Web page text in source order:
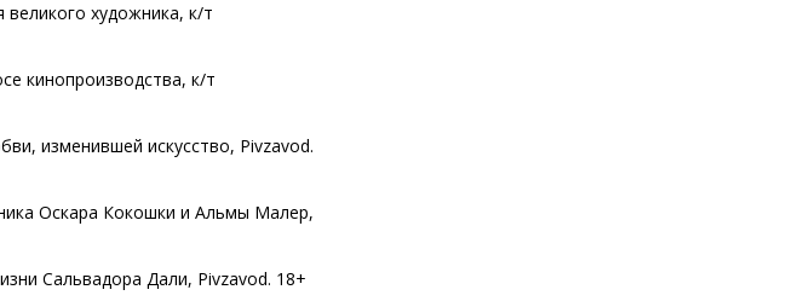
художника, к/т
кинопроизводства, к/т
изменившей искусство, Pivzavod.
Оскара Кокошки и Альмы Малер,
Сальвадора Дали, Pivzavod. 18+